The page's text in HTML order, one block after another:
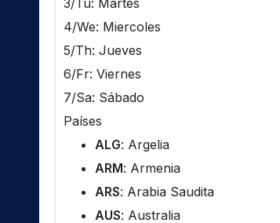
3/Tu: Martes
4/We: Miercoles
5/Th: Jueves
6/Fr: Viernes
7/Sa: Sábado
Países
ALG: Argelia
ARM: Armenia
ARS: Arabia Saudita
AUS: Australia